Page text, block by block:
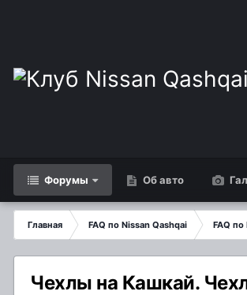
Форумы Об авто
Главная FAQ по Nissan Qashqai FAQ по
Чехлы на Кашкай.